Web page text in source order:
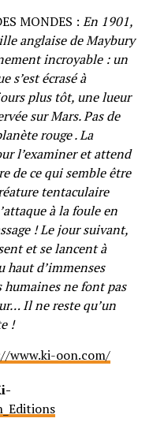
MONDES : En 1901,
anglaise de Maybury
incroyable : un
s’est écrasé à
plus tôt, une lueur
sur Mars. Pas de
rouge . La
l’examiner et attend
de ce qui semble être
tentaculaire
à la foule en
! Le jour suivant,
et se lancent à
haut d’immenses
humaines ne font pas
Il ne reste qu’un
!
www.ki-oon.com/